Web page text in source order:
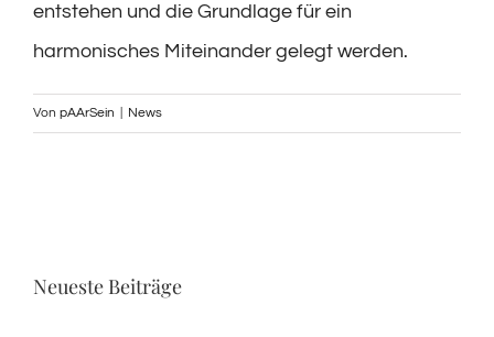
entstehen und die Grundlage für ein
harmonisches Miteinander gelegt werden.
Von pAArSein News
Neueste Beiträge